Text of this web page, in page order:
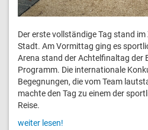
Der erste vollständige Tag stand
Stadt. Am Vormittag ging es
Arena stand der Achtelfinaltag der
Programm. Die internationale
Begegnungen, die vom Team
machte den Tag zu einem der
Reise.
weiter lesen!